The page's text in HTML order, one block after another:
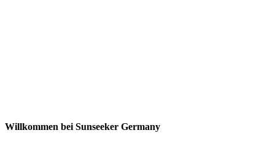
Willkommen bei Sunseeker Germany